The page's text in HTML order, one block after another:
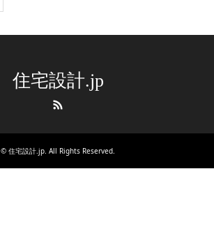
住宅設計.jp
© 住宅設計.jp. All Rights Reserved.